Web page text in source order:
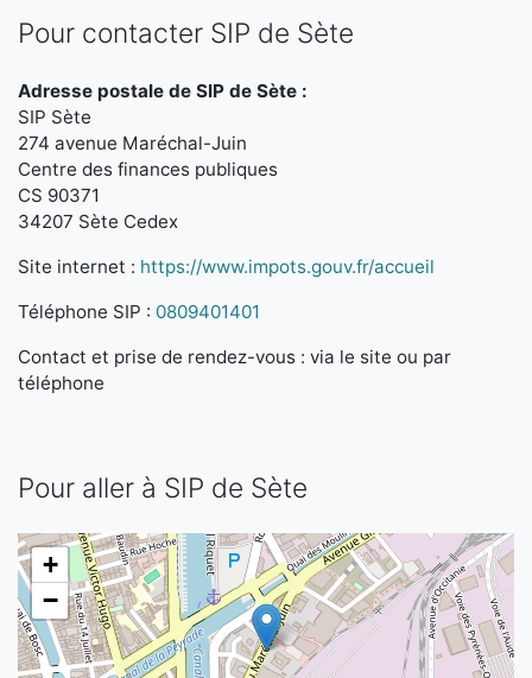
Pour contacter SIP de Sète
Adresse postale de SIP de Sète :
SIP Sète
274 avenue Maréchal-Juin
Centre des finances publiques
CS 90371
34207 Sète Cedex
Site internet : https://www.impots.gouv.fr/accueil
Téléphone SIP : 0809401401
Contact et prise de rendez-vous : via le site ou par
téléphone
Pour aller à SIP de Sète
+
−